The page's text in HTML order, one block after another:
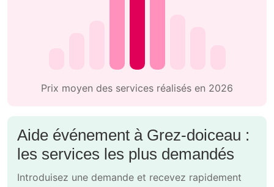
Prix moyen des services réalisés en 2026
Aide événement à Grez-doiceau :
les services les plus demandés
Introduisez une demande et recevez rapidement